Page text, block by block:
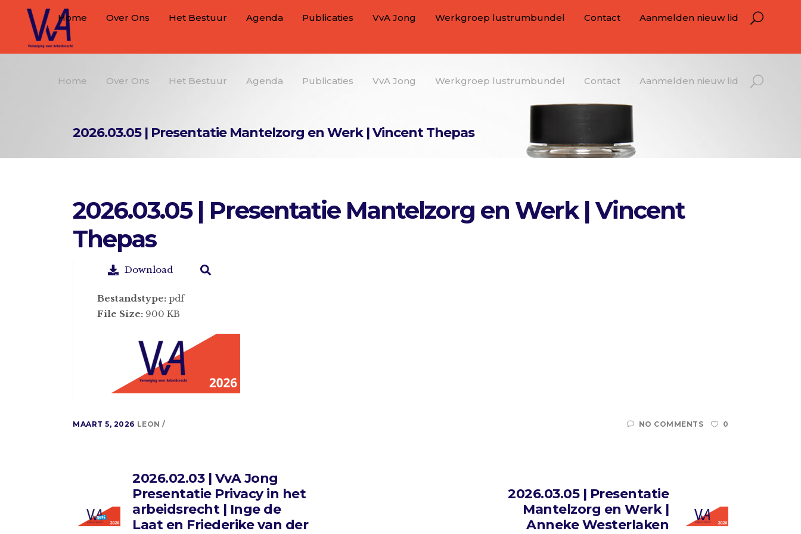
Home Over Ons Het Bestuur Agenda Publicaties VvA Jong Werkgroep lustrumbundel Contact Aanmelden nieuw lid
Home Over Ons Het Bestuur Agenda Publicaties VvA Jong Werkgroep lustrumbundel Contact Aanmelden nieuw lid
2026.03.05 | Presentatie Mantelzorg en Werk | Vincent Thepas
2026.03.05 | Presentatie Mantelzorg en Werk | Vincent
Thepas
Download
Bestandstype: pdf
File Size: 900 KB
MAART 5, 2026 LEON NO COMMENTS 0
2026.02.03 | VvA Jong
Presentatie Privacy in het
arbeidsrecht | Inge de
Laat en Friederike van der
2026.03.05 | Presentatie
Mantelzorg en Werk |
Anneke Westerlaken